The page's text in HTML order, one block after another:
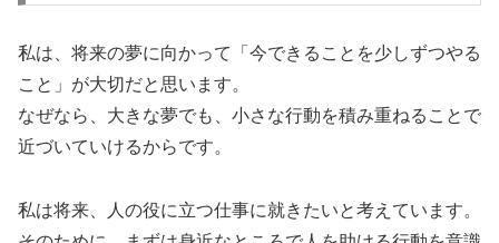
私は、将来の夢に向かって「今できることを少しずつやる
こと」が大切だと思います。
なぜなら、大きな夢でも、小さな行動を積み重ねることで
近づいていけるからです。
私は将来、人の役に立つ仕事に就きたいと考えています。